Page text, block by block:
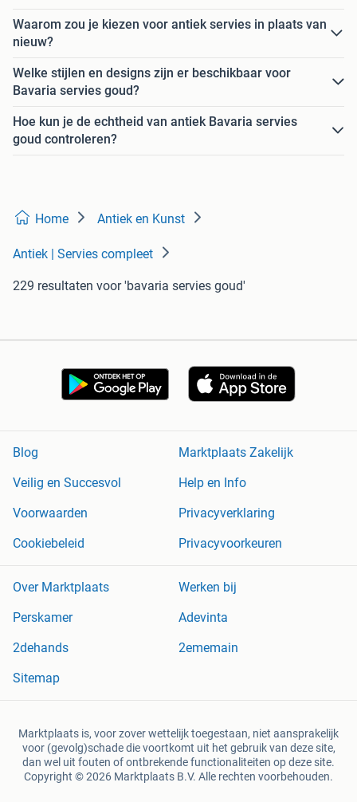
Waarom zou je kiezen voor antiek servies in plaats van
nieuw?
Welke stijlen en designs zijn er beschikbaar voor
Bavaria servies goud?
Hoe kun je de echtheid van antiek Bavaria servies
goud controleren?
Home Antiek en Kunst
Antiek | Servies compleet
229 resultaten voor 'bavaria servies goud'
Blog
Marktplaats Zakelijk
Veilig en Succesvol
Help en Info
Voorwaarden
Privacyverklaring
Cookiebeleid
Privacyvoorkeuren
Over Marktplaats
Werken bij
Perskamer
Adevinta
2dehands
2ememain
Sitemap
Marktplaats is, voor zover wettelijk toegestaan, niet aansprakelijk
voor (gevolg)schade die voortkomt uit het gebruik van deze site,
dan wel uit fouten of ontbrekende functionaliteiten op deze site.
Copyright © 2026 Marktplaats B.V. Alle rechten voorbehouden.